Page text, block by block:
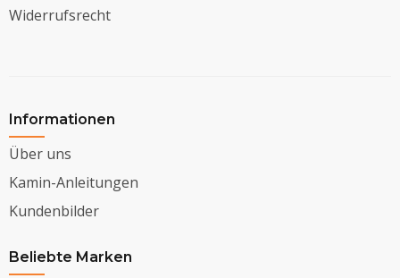
Widerrufsrecht
Informationen
Über uns
Kamin-Anleitungen
Kundenbilder
Beliebte Marken